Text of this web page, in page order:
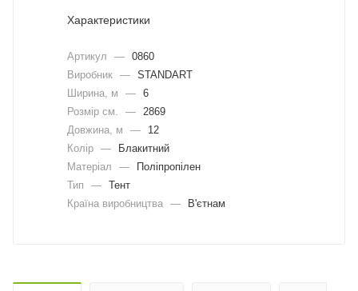
Характеристики
Артикул — 0860
Виробник — STANDART
Ширина, м
— 6
Розмір см.
—
2869
Довжина, м
—
12
Колір —
Блакитний
Матеріал
—
Поліпропілен
Тип
— Тент
Країна виробництва — В'єтнам